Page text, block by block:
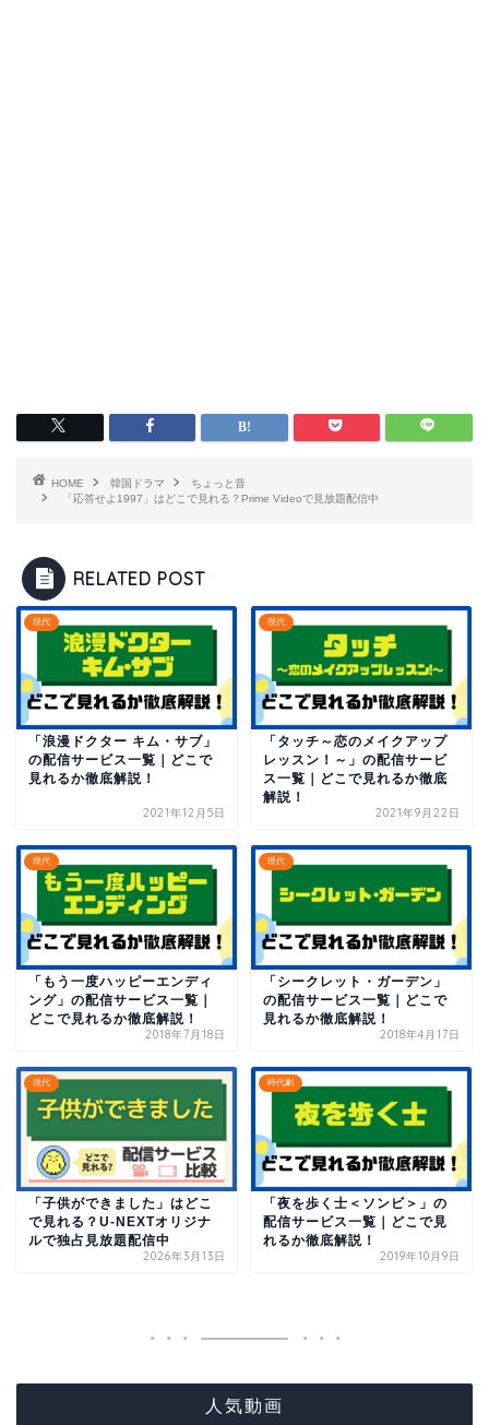
HOME 韓国ドラマ
ちょっと昔
「応答せよ1997」はどこで見れる？Prime Videoで見放題配信中
RELATED POST
現代
「浪漫ドクター キム・サブ」
の配信サービス一覧｜どこで
見れるか徹底解説！
2021年12月5日
現代
「タッチ～恋のメイクアップ
レッスン！～」の配信サービ
ス一覧｜どこで見れるか徹底
解説！
2021年9月22日
現代
「もう一度ハッピーエンディ
ング」の配信サービス一覧｜
どこで見れるか徹底解説！
2018年7月18日
現代
「シークレット・ガーデン」
の配信サービス一覧｜どこで
見れるか徹底解説！
2018年4月17日
現代
「子供ができました」はどこ
で見れる？U-NEXTオリジナ
ルで独占見放題配信中
2026年3月13日
時代劇
「夜を歩く士＜ソンビ＞」の
配信サービス一覧｜どこで見
れるか徹底解説！
2019年10月9日
人気動画